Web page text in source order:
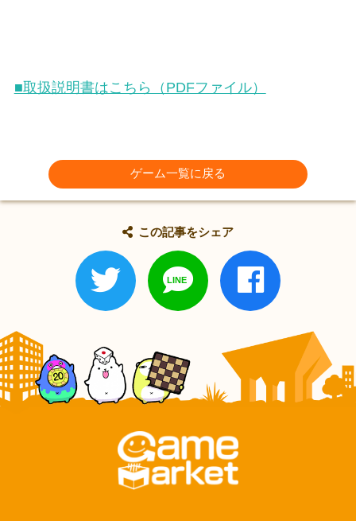
■取扱説明書はこちら（PDFファイル）
ゲーム一覧に戻る
この記事をシェア